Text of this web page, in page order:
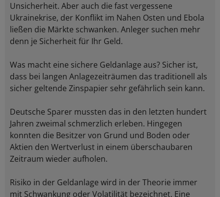
Unsicherheit. Aber auch die fast vergessene
Ukrainekrise, der Konflikt im Nahen Osten und Ebola
ließen die Märkte schwanken. Anleger suchen mehr
denn je Sicherheit für Ihr Geld.
Was macht eine sichere Geldanlage aus? Sicher ist,
dass bei langen Anlagezeiträumen das traditionell als
sicher geltende Zinspapier sehr gefährlich sein kann.
Deutsche Sparer mussten das in den letzten hundert
Jahren zweimal schmerzlich erleben. Hingegen
konnten die Besitzer von Grund und Boden oder
Aktien den Wertverlust in einem überschaubaren
Zeitraum wieder aufholen.
Risiko in der Geldanlage wird in der Theorie immer
mit Schwankung oder Volatilität bezeichnet. Eine